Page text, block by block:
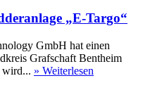
„E-Targo“
GmbH hat einen
Grafschaft Bentheim
wird... » Weiterlesen